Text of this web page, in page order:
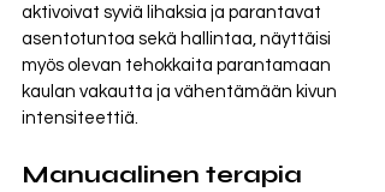
aktivoivat syviä lihaksia ja parantavat
asentotuntoa sekä hallintaa, näyttäisi
myös olevan tehokkaita parantamaan
kaulan vakautta ja vähentämään kivun
intensiteettiä.
Manuaalinen terapia